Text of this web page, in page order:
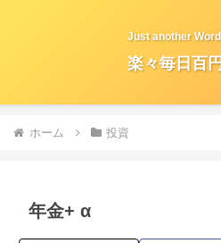
Just another
楽々毎日百
ホーム 投資
年金+ α